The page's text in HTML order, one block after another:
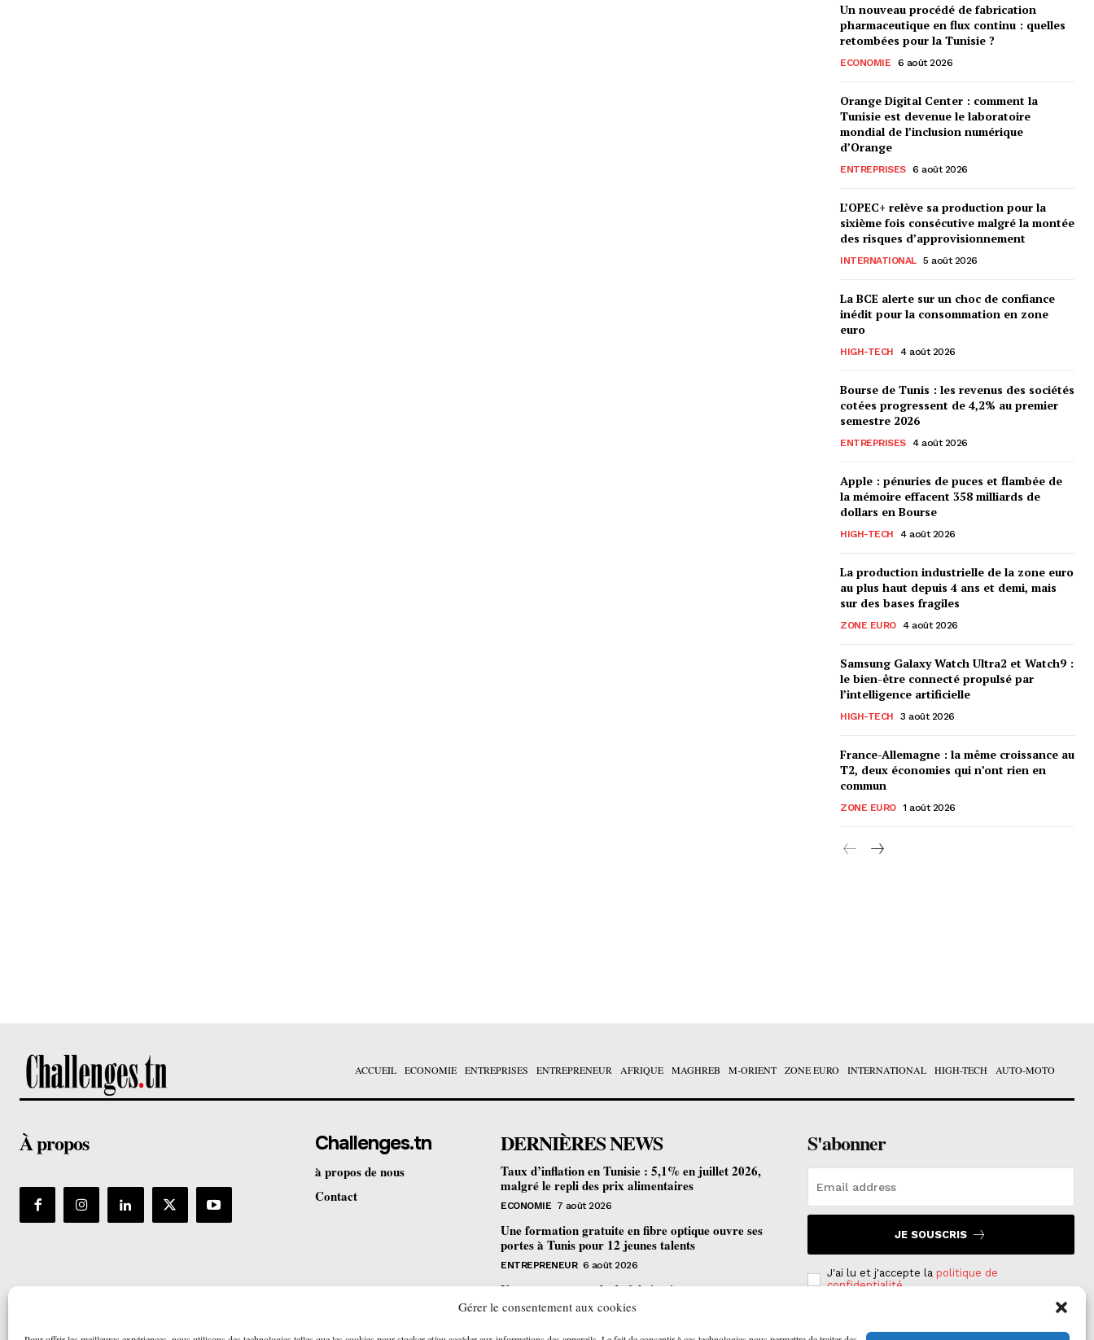
Gérer le consentement aux cookies
Un nouveau procédé de fabrication
pharmaceutique en flux continu : quelles
retombées pour la Tunisie ?
ECONOMIE 6 août 2026
Orange Digital Center : comment la
Tunisie est devenue le laboratoire
mondial de l’inclusion numérique
d’Orange
ENTREPRISES 6 août 2026
L’OPEC+ relève sa production pour la
sixième fois consécutive malgré la montée
des risques d’approvisionnement
INTERNATIONAL 5 août 2026
La BCE alerte sur un choc de confiance
inédit pour la consommation en zone
euro
HIGH-TECH 4 août 2026
Bourse de Tunis : les revenus des sociétés
cotées progressent de 4,2% au premier
semestre 2026
ENTREPRISES 4 août 2026
Apple : pénuries de puces et flambée de
la mémoire effacent 358 milliards de
dollars en Bourse
HIGH-TECH 4 août 2026
La production industrielle de la zone euro
au plus haut depuis 4 ans et demi, mais
sur des bases fragiles
ZONE EURO 4 août 2026
Samsung Galaxy Watch Ultra2 et Watch9 :
le bien-être connecté propulsé par
l’intelligence artificielle
HIGH-TECH 3 août 2026
France-Allemagne : la même croissance au
T2, deux économies qui n’ont rien en
commun
ZONE EURO 1 août 2026
ACCUEIL ECONOMIE ENTREPRISES ENTREPRENEUR AFRIQUE MAGHREB M-ORIENT ZONE EURO INTERNATIONAL HIGH-TECH AUTO-MOTO
À propos Challenges.tn
à propos de nous
Contact
DERNIÈRES NEWS
Taux d’inflation en Tunisie : 5,1% en juillet 2026,
malgré le repli des prix alimentaires
ECONOMIE 7 août 2026
Une formation gratuite en fibre optique ouvre ses
portes à Tunis pour 12 jeunes talents
ENTREPRENEUR 6 août 2026
Un nouveau procédé de fabrication
pharmaceutique en flux continu : quelles
S'abonner
JE SOUSCRIS
J'ai lu et j'accepte la politique de
confidentialité.